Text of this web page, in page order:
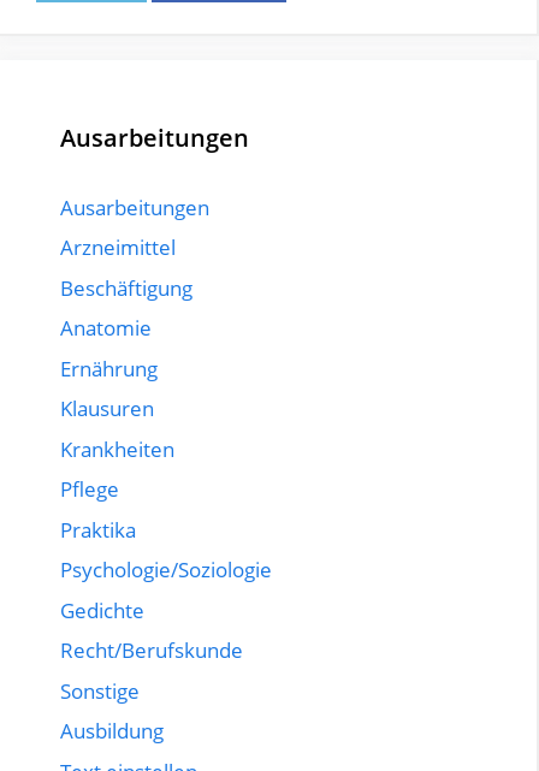
Ausarbeitungen
Ausarbeitungen
Arzneimittel
Beschäftigung
Anatomie
Ernährung
Klausuren
Krankheiten
Pflege
Praktika
Psychologie/Soziologie
Gedichte
Recht/Berufskunde
Sonstige
Ausbildung